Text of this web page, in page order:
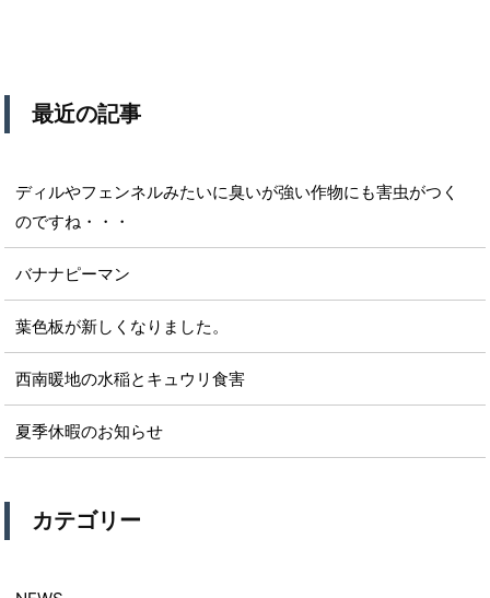
最近の記事
ディルやフェンネルみたいに臭いが強い作物にも害虫がつく
のですね・・・
バナナピーマン
葉色板が新しくなりました。
西南暖地の水稲とキュウリ食害
夏季休暇のお知らせ
カテゴリー